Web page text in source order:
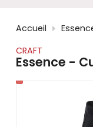
pour
au
résultat
de
utilisateurs
d'appareils
Accueil
CRAFT
Essence -